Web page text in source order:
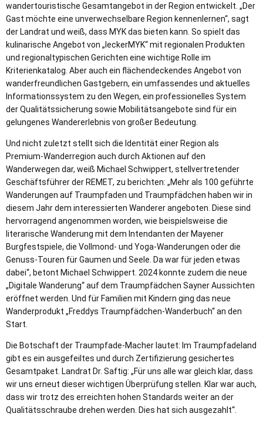
wandertouristische Gesamtangebot in der Region entwickelt. „Der
Gast möchte eine unverwechselbare Region kennenlernen“, sagt
der Landrat und weiß, dass MYK das bieten kann. So spielt das
kulinarische Angebot von „leckerMYK“ mit regionalen Produkten
und regionaltypischen Gerichten eine wichtige Rolle im
Kriterienkatalog. Aber auch ein flächendeckendes Angebot von
wanderfreundlichen Gastgebern, ein umfassendes und aktuelles
Informationssystem zu den Wegen, ein professionelles System
der Qualitätssicherung sowie Mobilitätsangebote sind für ein
gelungenes Wandererlebnis von großer Bedeutung.
Und nicht zuletzt stellt sich die Identität einer Region als
Premium-Wanderregion auch durch Aktionen auf den
Wanderwegen dar, weiß Michael Schwippert, stellvertretender
Geschäftsführer der REMET, zu berichten: „Mehr als 100 geführte
Wanderungen auf Traumpfaden und Traumpfädchen haben wir in
diesem Jahr dem interessierten Wanderer angeboten. Diese sind
hervorragend angenommen worden, wie beispielsweise die
literarische Wanderung mit dem Intendanten der Mayener
Burgfestspiele, die Vollmond- und Yoga-Wanderungen oder die
Genuss-Touren für Gaumen und Seele. Da war für jeden etwas
dabei“, betont Michael Schwippert. 2024 konnte zudem die neue
„Digitale Wanderung“ auf dem Traumpfädchen Sayner Aussichten
eröffnet werden. Und für Familien mit Kindern ging das neue
Wanderprodukt „Freddys Traumpfädchen-Wanderbuch“ an den
Start.
Die Botschaft der Traumpfade-Macher lautet: Im Traumpfadeland
gibt es ein ausgefeiltes und durch Zertifizierung gesichertes
Gesamtpaket. Landrat Dr. Saftig: „Für uns alle war gleich klar, dass
wir uns erneut dieser wichtigen Überprüfung stellen. Klar war auch,
dass wir trotz des erreichten hohen Standards weiter an der
Qualitätsschraube drehen werden. Dies hat sich ausgezahlt“.